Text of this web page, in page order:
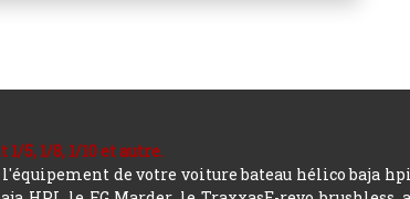
5, 1/8, 1/10 et autre.
de votre voiture bateau hélico baja